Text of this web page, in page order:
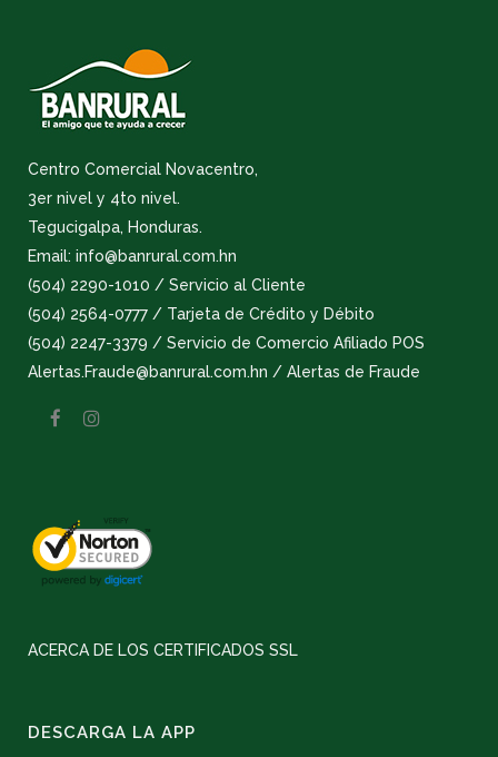
Centro Comercial Novacentro,
3er nivel y 4to nivel.
Tegucigalpa, Honduras.
Email: info@banrural.com.hn
(504) 2290-1010 / Servicio al Cliente
(504) 2564-0777 / Tarjeta de Crédito y Débito
(504) 2247-3379 / Servicio de Comercio Afiliado POS
Alertas.Fraude@banrural.com.hn / Alertas de Fraude
ACERCA DE LOS CERTIFICADOS SSL
DESCARGA LA APP